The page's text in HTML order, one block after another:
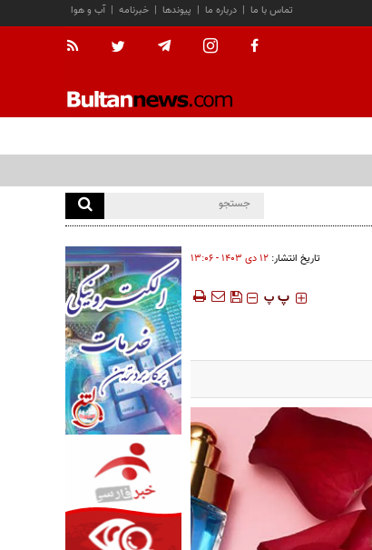
آب و هوا | خبرنامه | پیوندها | درباره ما | تماس با ما
تاریخ انتشار: ۱۲ دی ۱۴۰۳ - ۱۳:۰۶
‍‍‍ پ پ